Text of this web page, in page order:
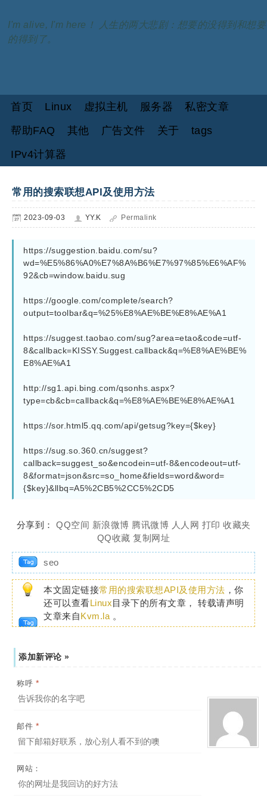
I'm alive, I'm here！ 人生的两大悲剧：想要的没得到和想要
的得到了。
首页 Linux 虚拟主机 服务器
私密文章
帮助FAQ
其他 广告文件 关于
tags
IPv4计算器
常用的搜索联想API及使用方法
2023-09-03 YY.K Permalink
https://suggestion.baidu.com/su?
wd=%E5%86%A0%E7%8A%B6%E7%97%85%E6%AF%
92&cb=window.baidu.sug
https://google.com/complete/search?
output=toolbar&q=%25%E8%AE%BE%E8%AE%A1
https://suggest.taobao.com/sug?area=etao&code=utf-
8&callback=KISSY.Suggest.callback&q=%E8%AE%BE%
E8%AE%A1
http://sg1.api.bing.com/qsonhs.aspx?
type=cb&cb=callback&q=%E8%AE%BE%E8%AE%A1
https://sor.html5.qq.com/api/getsug?key={$key}
https://sug.so.360.cn/suggest?
callback=suggest_so&encodein=utf-8&encodeout=utf-
8&format=json&src=so_home&fields=word&word=
{$key}&llbq=A5%2CB5%2CC5%2CD5
分享到： QQ空间 新浪微博 腾讯微博 人人网 打印 收藏夹
QQ收藏 复制网址
seo
本文固定链接常用的搜索联想API及使用方法 ，你
还可以查看Linux目录下的所有文章， 转载请声明
文章来自Kvm.la 。
添加新评论 »
称呼 *
邮件 *
网站：